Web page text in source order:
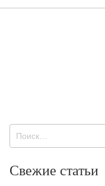
Свежие статьи